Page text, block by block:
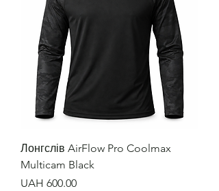
Лонгслів AirFlow Pro Coolmax
Multicam Black
Price
UAH 600.00